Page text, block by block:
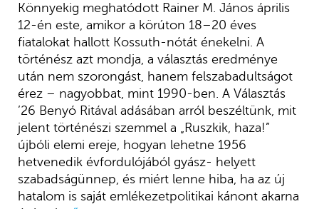
Könnyekig meghatódott Rainer M. János április
12-én este, amikor a körúton 18–20 éves
fiatalokat hallott Kossuth-nótát énekelni. A
történész azt mondja, a választás eredménye
után nem szorongást, hanem felszabadultságot
érez – nagyobbat, mint 1990-ben. A Választás
’26 Benyó Ritával adásában arról beszéltünk, mit
jelent történészi szemmel a „Ruszkik, haza!”
újbóli elemi ereje, hogyan lehetne 1956
hetvenedik évfordulójából gyász- helyett
szabadságünnep, és miért lenne hiba, ha az új
hatalom is saját emlékezetpolitikai kánont akarna